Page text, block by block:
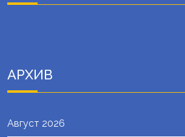
АРХИВ
Август 2026